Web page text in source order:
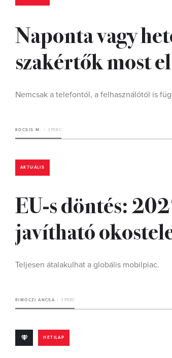
Naponta vagy
szakértők most
Nemcsak a telefontól, a felhasználótól is
KOCSIS M. 3 PERC
AKTUÁLIS
EU-s döntés:
javítható
Teljesen átalakulhat a globális mobilpiac.
RIMÓCZI ANCSA 3 PERC
HETILAP